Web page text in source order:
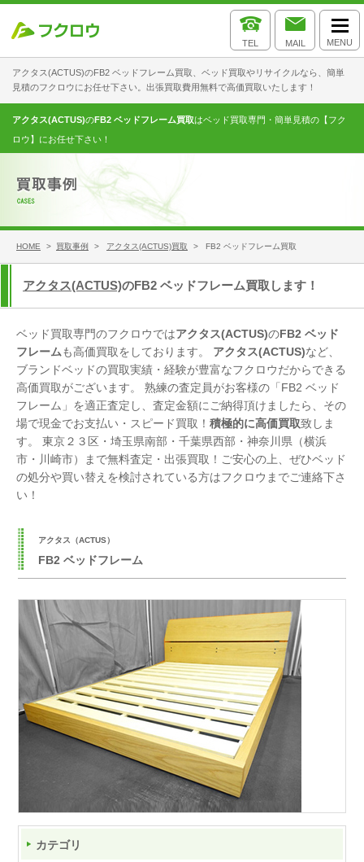
アクタス(ACTUS)のFB2 ベッドフレーム買取、ベッド買取やリサイクルなら、簡単
見積のフクロウにお任せ下さい。出張買取費用無料で高価買取いたします！
TEL MAIL MENU
アクタス(ACTUS)のFB2 ベッドフレーム買取はベッド買取専門・簡単見積の【フク
ロウ】にお任せ下さい！
HOME > 買取事例 > アクタス(ACTUS)買取 > FB2 ベッドフレーム買取
アクタス(ACTUS)のFB2 ベッドフレーム買取します！
ベッド買取専門のフクロウではアクタス(ACTUS)のFB2 ベッド
フレームも高価買取をしております。 アクタス(ACTUS)など、
ブランドベッドの買取実績・経験が豊富なフクロウだからできる
高価買取がございます。 熟練の査定員がお客様の「FB2 ベッド
フレーム」を適正査定し、査定金額にご納得頂けましたら、その
場で現金でお支払い・スピード買取！ 積極的に高価買取致しま
す。 東京２３区・埼玉県南部・千葉県西部・神奈川県（横浜
市・川崎市）まで無料査定・出張買取！ご安心の上、ぜひベッド
の処分や買い替えを検討されている方はフクロウまでご連絡下さ
い！
アクタス（ACTUS）
FB2 ベッドフレーム
カテゴリ